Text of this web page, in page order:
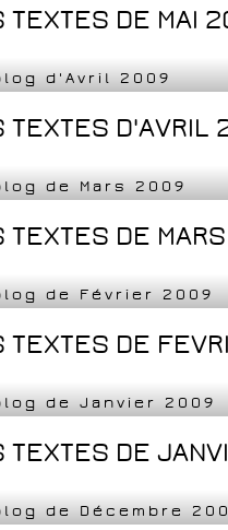
TEXTES DE
d'Avril 2009
TEXTES
de Mars 2009
TEXTES DE
de Février 2009
TEXTES DE
de Janvier 2009
TEXTES DE
de Décembre